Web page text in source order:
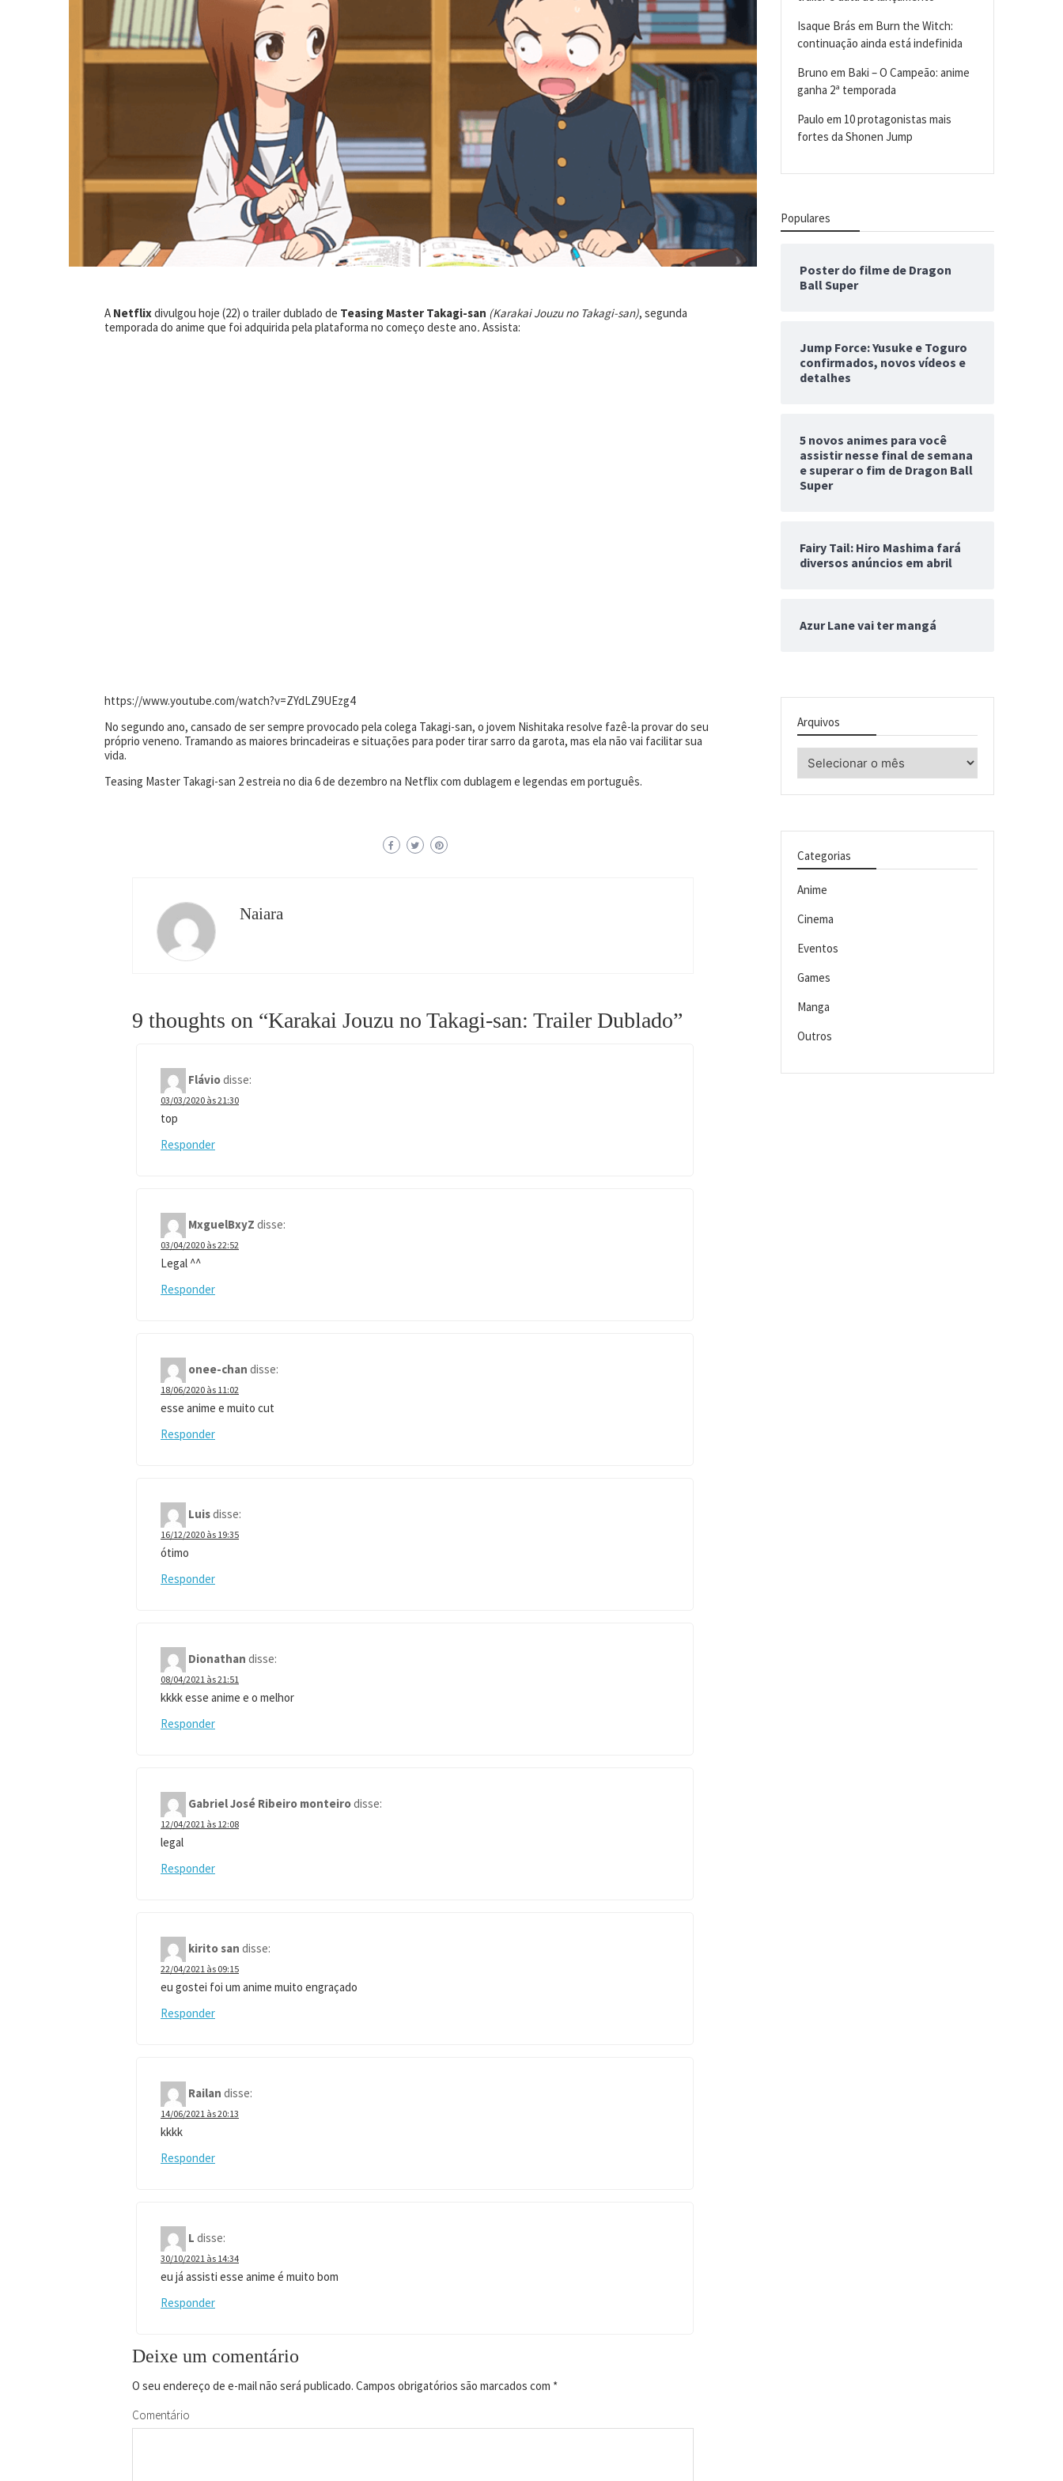
A Netflixdivulgou hoje (22) o trailer dublado de Teasing Master Takagi-san (Karakai Jouzu no Takagi-san), segunda
temporada do anime que foi adquirida pela plataforma no começo deste ano. Assista:
https://www.youtube.com/watch?v=ZYdLZ9UEzg4
No segundo ano, cansado de ser sempre provocado pela colega Takagi-san, o jovem Nishitaka resolve fazê-la provar do seu
próprio veneno. Tramando as maiores brincadeiras e situações para poder tirar sarro da garota, mas ela não vai facilitar sua
vida.
Teasing Master Takagi-san 2 estreia no dia 6 de dezembro na Netflix com dublagem e legendas em português.
Naiara
9 thoughts on “Karakai Jouzu no Takagi-san: Trailer Dublado”
Fláviodisse:
03/03/2020 às 21:30
top
Responder
MxguelBxyZ disse:
03/04/2020 às 22:52
Legal ^^
Responder
onee-chan disse:
18/06/2020 às 11:02
esse anime e muito cut
Responder
Luisdisse:
16/12/2020 às 19:35
ótimo
Responder
Dionathan disse:
08/04/2021 às 21:51
kkkk esse anime e o melhor
Responder
Gabriel José Ribeiro monteirodisse:
12/04/2021 às 12:08
legal
Responder
kirito san disse:
22/04/2021 às 09:15
eu gostei foi um anime muito engraçado
Responder
Railan disse:
14/06/2021 às 20:13
kkkk
Responder
L disse:
30/10/2021 às 14:34
eu já assisti esse anime é muito bom
Responder
Deixe um comentário
O seu endereço de e-mail não será publicado. Campos obrigatórios são marcados com *
Comentário
Isaque Brás em Burn the Witch:
continuação ainda está indefinida
Bruno em Baki – O Campeão: anime
ganha 2ª temporada
Paulo em 10 protagonistas mais
fortes da Shonen Jump
Populares
Poster do filme de Dragon
Ball Super
Jump Force: Yusuke e Toguro
confirmados, novos vídeos e
detalhes
5 novos animes para você
assistir nesse final de semana
e superar o fim de Dragon Ball
Super
Fairy Tail: Hiro Mashima fará
diversos anúncios em abril
Azur Lane vai ter mangá
Arquivos
Arquivos
Categorias
Anime
Cinema
Eventos
Games
Manga
Outros